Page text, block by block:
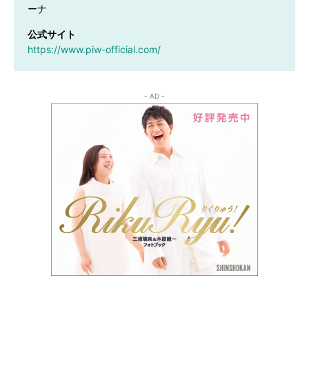
ーナ
公式サイト
https://www.piw-official.com/
- AD -